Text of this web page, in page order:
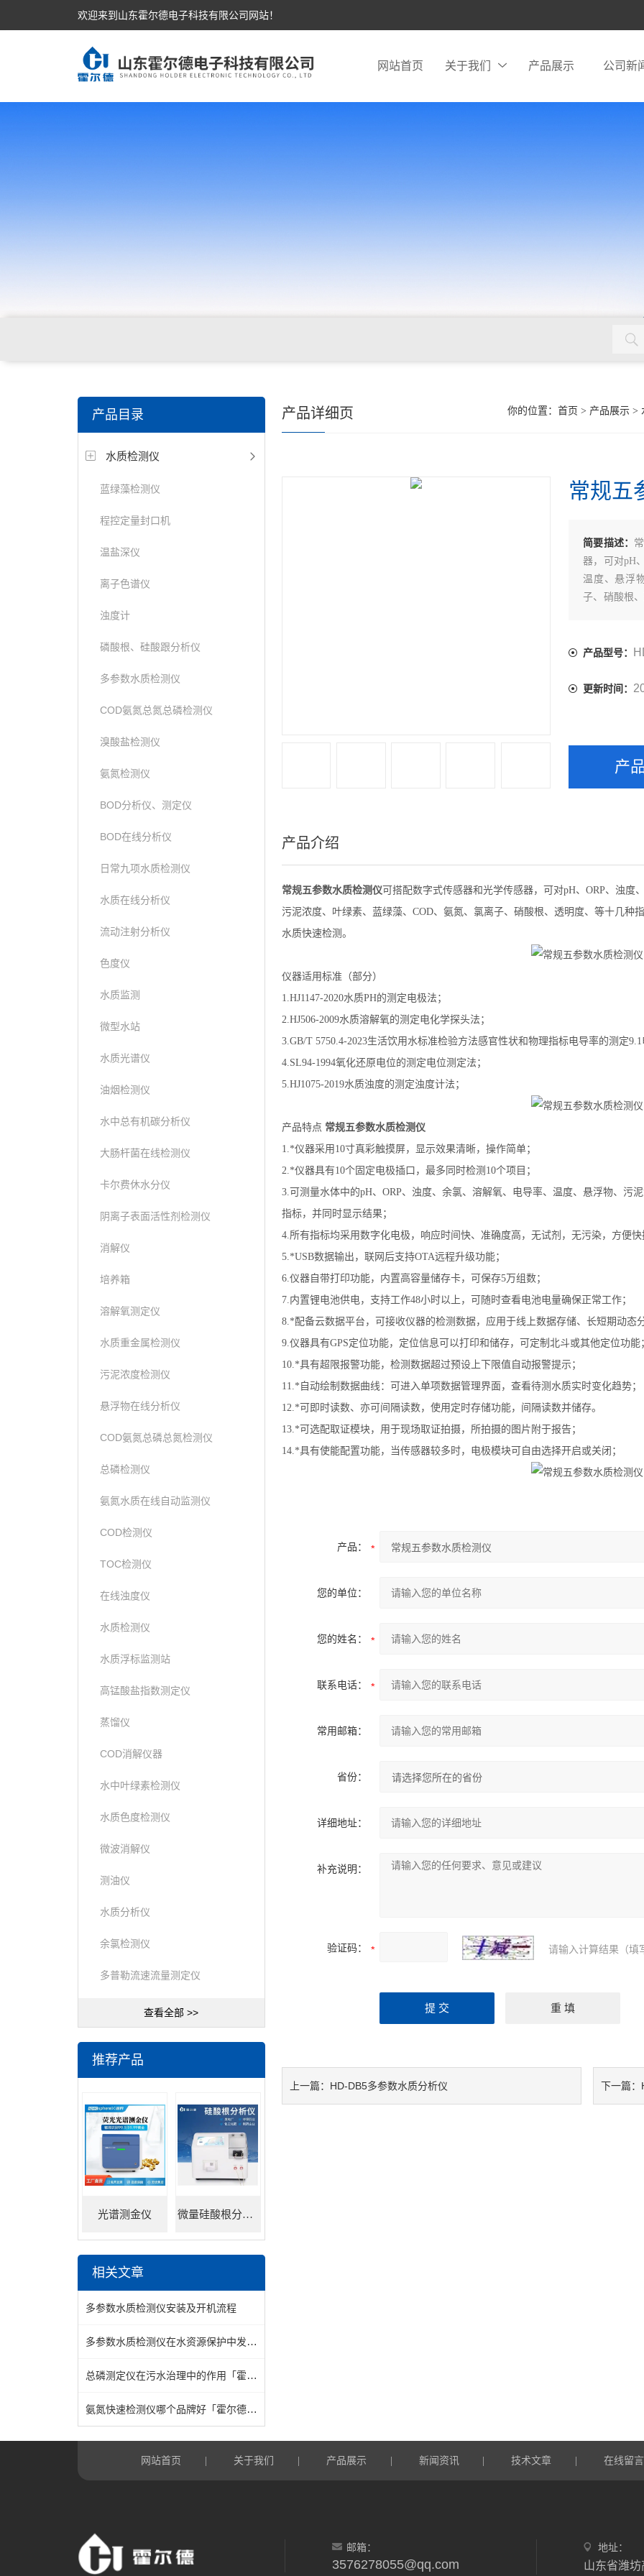
欢迎来到山东霍尔德电子科技有限公司网站！
网站首页 关于我们 产品展示 公司新
试仪，定氮仪，紫外可见分光光度计
产品目录
水质检测仪
蓝绿藻检测仪
程控定量封口机
温盐深仪
离子色谱仪
浊度计
磷酸根、硅酸跟分析仪
多参数水质检测仪
COD氨氮总氮总磷检测仪
溴酸盐检测仪
氨氮检测仪
BOD分析仪、测定仪
BOD在线分析仪
日常九项水质检测仪
水质在线分析仪
流动注射分析仪
色度仪
水质监测
微型水站
水质光谱仪
油烟检测仪
水中总有机碳分析仪
大肠杆菌在线检测仪
卡尔费休水分仪
阴离子表面活性剂检测仪
消解仪
培养箱
溶解氧测定仪
水质重金属检测仪
污泥浓度检测仪
悬浮物在线分析仪
COD氨氮总磷总氮检测仪
总磷检测仪
氨氮水质在线自动监测仪
COD检测仪
TOC检测仪
在线浊度仪
水质检测仪
水质浮标监测站
高锰酸盐指数测定仪
蒸馏仪
COD消解仪器
水中叶绿素检测仪
水质色度检测仪
微波消解仪
测油仪
水质分析仪
余氯检测仪
多普勒流速流量测定仪
查看全部 >>
推荐产品
光谱测金仪 微量硅酸根分析仪
相关文章
多参数水质检测仪安装及开机流程
多参数水质检测仪在水资源保护中发挥积极作用「霍尔德」
总磷测定仪在污水治理中的作用「霍尔德」
氨氮快速检测仪哪个品牌好「霍尔德仪器」
你的位置： 首页 > 产品展示 >
产品详细页
常规五
简要描述：
器，可对pH
温度、悬浮
子、硝酸根
产品型号：
更新时间：
产
产品介绍
常规五参数水质检测仪可搭配数字式传感器和光学传感器，可对pH、ORP、浊度
污泥浓度、叶绿素、蓝绿藻、COD、氨氮、氯离子、硝酸根、透明度、等十几种
水质快速检测。
仪器适用标准（部分）
1.HJ1147-2020水质PH的测定电极法；
2.HJ506-2009水质溶解氧的测定电化学探头法；
3.GB/T 5750.4-2023生活饮用水标准检验方法感官性状和物理指标电导率的测定9.1
4.SL94-1994氧化还原电位的测定电位测定法；
5.HJ1075-2019水质浊度的测定浊度计法；
产品特点 常规五参数水质检测仪
1.*仪器采用10寸真彩触摸屏，显示效果清晰，操作简单；
2.*仪器具有10个固定电极插口，最多同时检测10个项目；
3.可测量水体中的pH、ORP、浊度、余氯、溶解氧、电导率、温度、悬浮物、污
指标，并同时显示结果；
4.所有指标均采用数字化电极，响应时间快、准确度高，无试剂，无污染，方便快
5.*USB数据输出，联网后支持OTA远程升级功能；
6.仪器自带打印功能，内置高容量储存卡，可保存5万组数；
7.内置锂电池供电，支持工作48小时以上，可随时查看电池电量确保正常工作；
8.*配备云数据平台，可接收仪器的检测数据，应用于线上数据存储、长短期动态分
9.仪器具有GPS定位功能，定位信息可以打印和储存，可定制北斗或其他定位功能；
10.*具有超限报警功能，检测数据超过预设上下限值自动报警提示；
11.*自动绘制数据曲线：可进入单项数据管理界面，查看待测水质实时变化趋势；
12.*可即时读数、亦可间隔读数，使用定时存储功能，间隔读数并储存。
13.*可选配取证模块，用于现场取证拍摄，所拍摄的图片附于报告；
14.*具有使能配置功能，当传感器较多时，电极模块可自由选择开启或关闭；
产品：
您的单位：
您的姓名：
联系电话：
常用邮箱：
省份：
详细地址：
补充说明：
验证码： 请输入计算结果（填
上一篇： HD-DB5多参数水质分析仪 下一篇：
网站首页 关于我们 产品展示 新闻资讯 技术文章 在线留言
邮箱：
3576278055@qq.com
地址：